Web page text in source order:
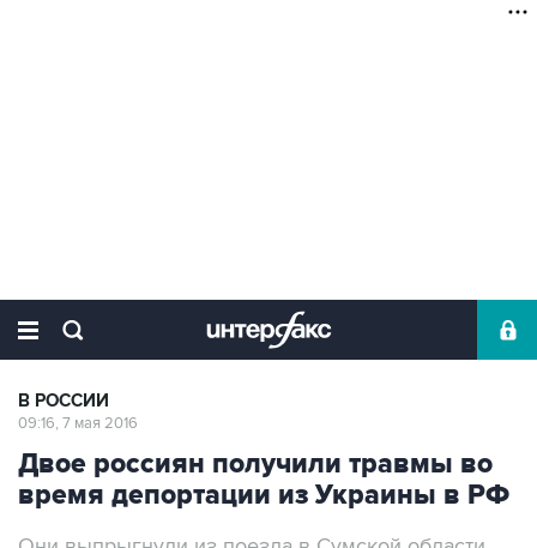
В РОССИИ
09:16, 7 мая 2016
Двое россиян получили травмы во
время депортации из Украины в РФ